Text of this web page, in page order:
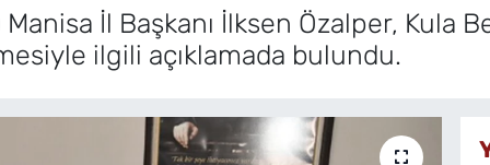
İl Başkanı İlksen Özalper, Kula
ilgili açıklamada bulundu.